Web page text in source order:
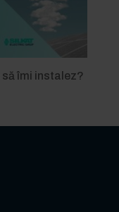
îmi instalez?